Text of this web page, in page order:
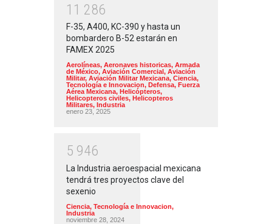
1 1 286
F-35, A400, KC-390 y hasta un
bombardero B-52 estarán en
FAMEX 2025
Aerolíneas, Aeronaves historicas, Armada
de México, Aviación Comercial, Aviación
Militar, Aviación Militar Mexicana, Ciencia,
Tecnología e Innovacion, Defensa, Fuerza
Aérea Mexicana, Helicópteros,
Helicopteros civiles, Helicopteros
Militares, Industria
enero 23, 2025
5 946
La Industria aeroespacial mexicana
tendrá tres proyectos clave del
sexenio
Ciencia, Tecnología e Innovacion,
Industria
noviembre 28, 2024